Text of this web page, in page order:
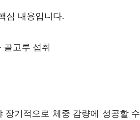
심 내용입니다.
골고루 섭취
장기적으로 체중 감량에 성공할 수